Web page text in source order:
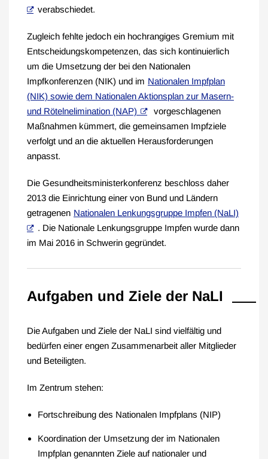
verabschiedet.
Zugleich fehlte jedoch ein hochrangiges Gremium mit
Entscheidungskompetenzen, das sich kontinuierlich
um die Umsetzung der bei den Nationalen
Impfkonferenzen (NIK) und im Nationalen Impfplan
(NIK) sowie dem Nationalen Aktionsplan zur Masern-
und Rötelnelimination (NAP)
vorgeschlagenen
Maßnahmen kümmert, die gemeinsamen Impfziele
verfolgt und an die aktuellen Herausforderungen
anpasst.
Die Gesundheitsministerkonferenz beschloss daher
2013 die Einrichtung einer von Bund und Ländern
getragenen Nationalen Lenkungsgruppe Impfen (NaLI)
. Die Nationale Lenkungsgruppe Impfen wurde dann
im Mai 2016 in Schwerin gegründet.
Aufgaben und Ziele der NaLI
Die Aufgaben und Ziele der NaLI sind vielfältig und
bedürfen einer engen Zusammenarbeit aller Mitglieder
und Beteiligten.
Im Zentrum stehen:
Fortschreibung des Nationalen Impfplans (NIP)
Koordination der Umsetzung der im Nationalen
Impfplan genannten Ziele auf nationaler und